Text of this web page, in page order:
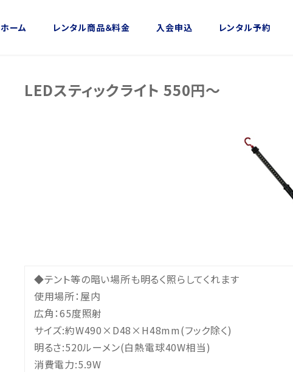
ホーム レンタル商品＆料金 入会申込 レンタル予約
LEDスティックライト 550円～
◆テント等の暗い場所も明るく照らしてくれます
使用場所：屋内
広角：65度照射
サイズ:約W490×D48×H48mm(フック除く)
明るさ:520ルーメン(白熱電球40W相当)
消費電力:5.9W